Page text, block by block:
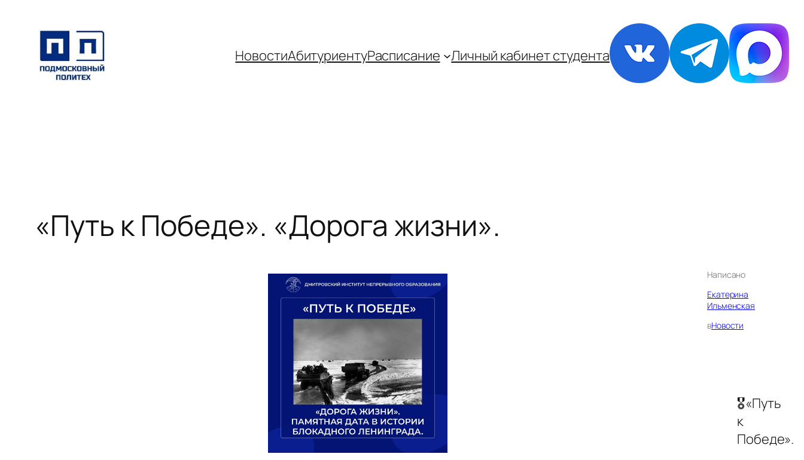
содержимому
НовостиАбитуриентуРаспиcание Личный кабинет студента
«Путь к Победе». «Дорога жизни».
Написано
Екатерина
Ильменская
вНовости
🎖«Путь
к
Победе».